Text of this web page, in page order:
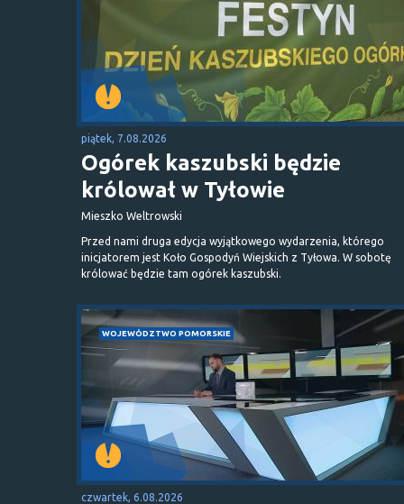
piątek, 7.08.2026
Ogórek kaszubski będzie
królował w Tyłowie
Mieszko Weltrowski
Przed nami druga edycja wyjątkowego wydarzenia, którego
inicjatorem jest Koło Gospodyń Wiejskich z Tyłowa. W sobotę
królować będzie tam ogórek kaszubski.
WOJEWÓDZTWO POMORSKIE
czwartek, 6.08.2026